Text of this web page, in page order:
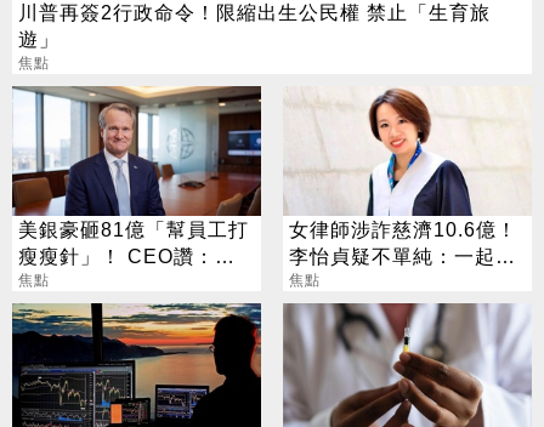
川普再簽2行政命令！限縮出生公民權 禁止「生育旅
遊」
焦點
美銀豪砸81億「幫員工打
瘦瘦針」！ CEO讚：一
項值得的投資
焦點
女律師涉詐慈濟10.6億！
李怡貞疑不單純：一起洗
錢？
焦點